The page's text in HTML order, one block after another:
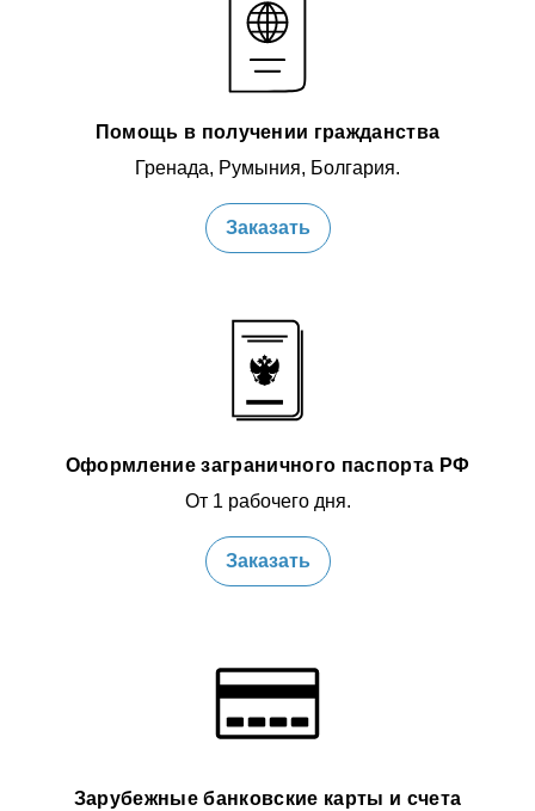
Помощь в получении гражданства
Гренада, Румыния, Болгария.
Заказать
Оформление заграничного паспорта РФ
От 1 рабочего дня.
Заказать
Зарубежные банковские карты и счета